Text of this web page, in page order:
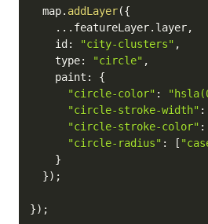
  map
. addLayer({
... featureLayer. layer,
    id
: "city-clusters" ,
    type
: "circle" ,
    paint
:
{
"circle-color" :
"circle-stroke-width" :
"circle-stroke-color" :
"circle-radius" : [
}
}) ;
}) ;